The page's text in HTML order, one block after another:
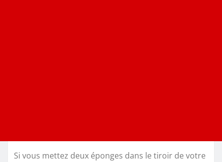
Si vous mettez deux éponges dans le tiroir de votre